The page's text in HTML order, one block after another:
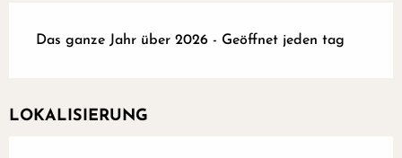
Das ganze Jahr über 2026 - Geöffnet jeden tag
LOKALISIERUNG